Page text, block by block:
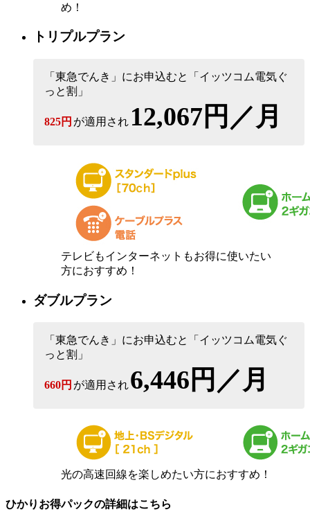
め！
トリプルプラン
「東急でんき」にお申込むと「イッツコム電気ぐ
っと割」
825円 が適用され 12,067円／月
テレビもインターネットもお得に使いたい
方におすすめ！
ダブルプラン
「東急でんき」にお申込むと「イッツコム電気ぐ
っと割」
660円 が適用され6,446円／月
光の高速回線を楽しめたい方におすすめ！
ひかりお得パックの詳細はこちら